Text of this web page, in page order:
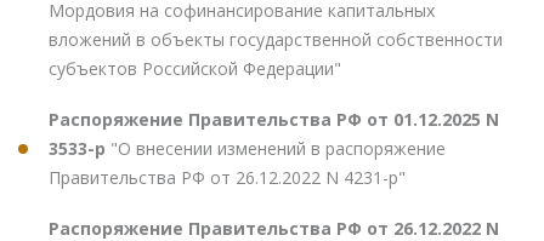
Мордовия на софинансирование капитальных
вложений в объекты государственной собственности
субъектов Российской Федерации"
Распоряжение Правительства РФ от 01.12.2025 N
3533-р "О внесении изменений в распоряжение
Правительства РФ от 26.12.2022 N 4231-р"
Распоряжение Правительства РФ от 26.12.2022 N